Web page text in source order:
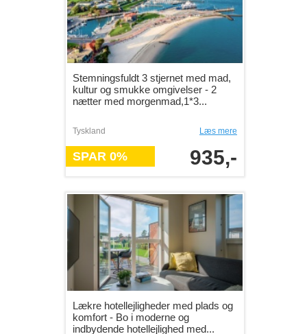
Stemningsfuldt 3 stjernet med mad,
kultur og smukke omgivelser - 2
nætter med morgenmad,1*3...
Tyskland Læs mere
SPAR 0% 935,-
Lækre hotellejligheder med plads og
komfort - Bo i moderne og
indbydende hotellejlighed med...